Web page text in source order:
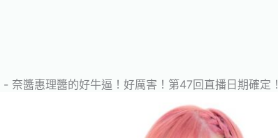
- 奈醬惠理醬的好牛逼！好厲害！第47回直播日期確定！